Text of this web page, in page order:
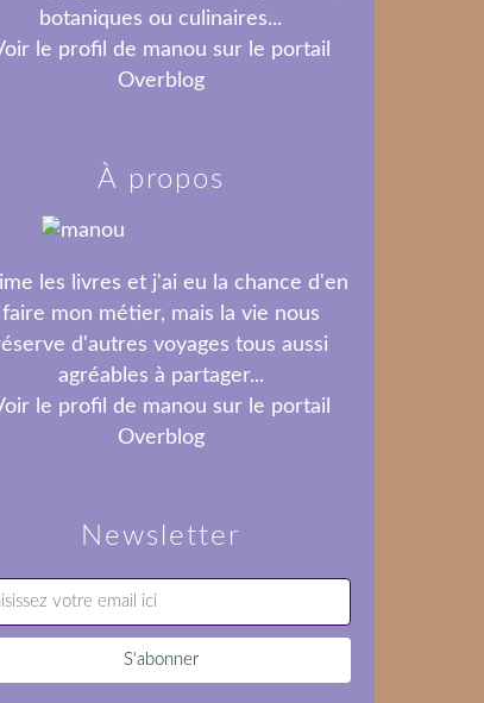
Newsletter
botaniques ou culinaires...
le profil de manou sur le portail
Overblog
À propos
les livres et j'ai eu la chance d'en
faire mon métier, mais la vie nous
d'autres voyages tous aussi
agréables à partager...
le profil de manou sur le portail
Overblog